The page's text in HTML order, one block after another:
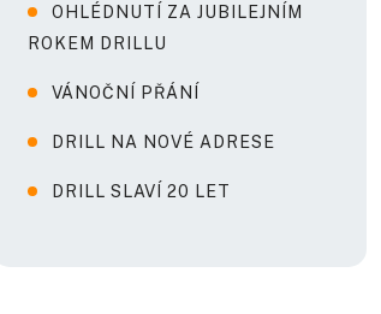
OHLÉDNUTÍ ZA JUBILEJNÍM
ROKEM DRILLU
VÁNOČNÍ PŘÁNÍ
DRILL NA NOVÉ ADRESE
DRILL SLAVÍ 20 LET